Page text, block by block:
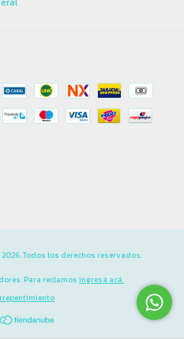
Todos los derechos reservados.
Para reclamos ingresá acá.